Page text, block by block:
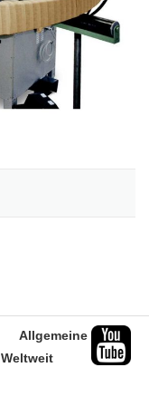
Allgemeine
Weltweit